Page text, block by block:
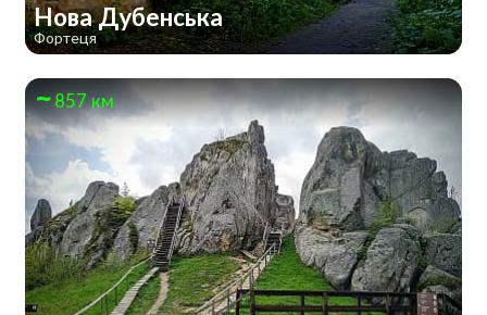
Нова Дубенська
Фортеця
857 км